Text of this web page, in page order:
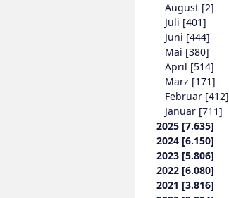
August [2]
Juli [401]
Juni [444]
Mai [380]
April [514]
März [171]
Februar [412]
Januar [711]
2025 [7.635]
2024 [6.150]
2023 [5.806]
2022 [6.080]
2021 [3.816]